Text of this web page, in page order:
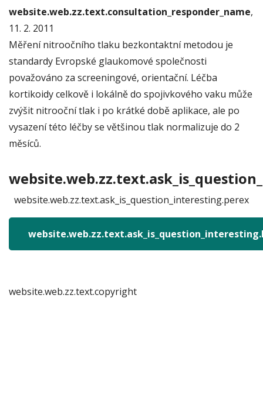
website.web.zz.text.consultation_responder_name,
11. 2. 2011
Měření nitroočního tlaku bezkontaktní metodou je
standardy Evropské glaukomové společnosti
považováno za screeningové, orientační. Léčba
kortikoidy celkově i lokálně do spojivkového vaku může
zvýšit nitrooční tlak i po krátké době aplikace, ale po
vysazení této léčby se většinou tlak normalizuje do 2
měsíců.
website.web.zz.text.ask_is_question_interesting.perex
website.web.zz.text.copyright